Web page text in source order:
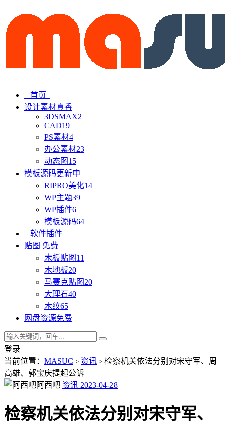
首页
设计素材真香
3DSMAX2
CAD19
PS素材4
办公素材23
动态图 15
模板源码更新中
RIPRO美化14
WP主题39
WP插件6
模板源码64
软件插件
贴图 免费
木板贴图 11
木地板20
马赛克贴图 20
大理石40
木纹65
网盘资源免费
登录
当前位置： MASUC > 资讯 > 检察机关依法分别对宋守军、周
高雄、郭宝庆提起公诉
阿西吧 资讯 2023-04-28
检察机关依法分别对宋守军、